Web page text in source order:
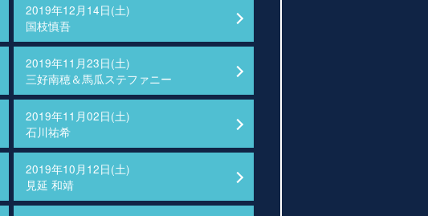
2019年12月14日(土)
国枝慎吾
2019年11月23日(土)
三好南穂＆馬瓜ステファニー
2019年11月02日(土)
石川祐希
2019年10月12日(土)
見延 和靖